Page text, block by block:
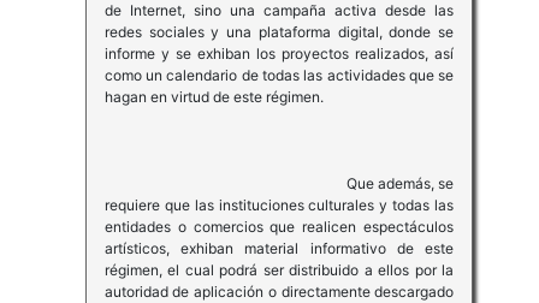
de Internet, sino una campaña activa desde las
redes sociales y una plataforma digital, donde se
informe y se exhiban los proyectos realizados, así
como un calendario de todas las actividades que se
hagan en virtud de este régimen.
Que además, se
requiere que las instituciones culturales y todas las
entidades o comercios que realicen espectáculos
artísticos, exhiban material informativo de este
régimen, el cual podrá ser distribuido a ellos por la
autoridad de aplicación o directamente descargado